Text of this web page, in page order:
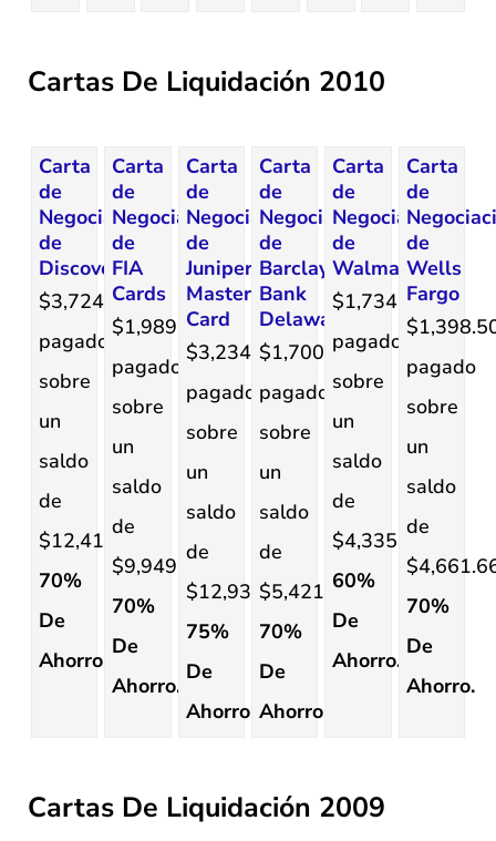
Cartas De Liquidación 2010
Carta
de
Negociación
de
Discover
$3,724.20
pagado
sobre
un
saldo
de
$12,413.99.
70%
De
Ahorro.
Carta
de
Negociación
de
FIA
Cards
$1,989.00
pagado
sobre
un
saldo
de
$9,949.67.
70%
De
Ahorro.
Carta
de
Negociación
de
Juniper
Master
Card
$3,234.00
pagado
sobre
un
saldo
de
$12,935.53.
75%
De
Ahorro.
Carta
de
Negociación
de
Barclays
Bank
Delaware
$1,700.00
pagado
sobre
un
saldo
de
$5,421.45.
70%
De
Ahorro.
Carta
de
Negociación
de
Walmart
$1,734.40
pagado
sobre
un
saldo
de
$4,335.97.
60%
De
Ahorro.
Carta
de
de
Wells
Fargo
pagado
sobre
un
saldo
de
70%
De
Ahorro.
Cartas De Liquidación 2009